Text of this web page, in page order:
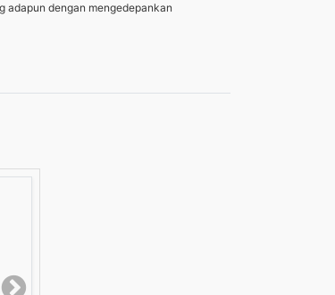
adapun dengan mengedepankan